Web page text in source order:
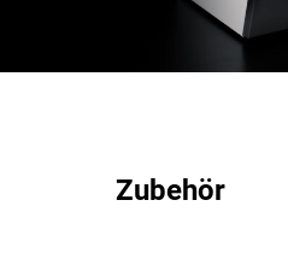
Zubehör